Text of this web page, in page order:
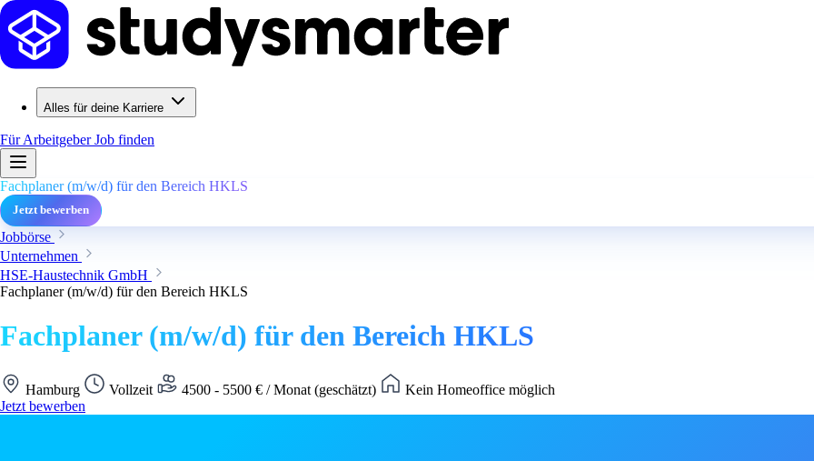
Alles für deine Karriere
Für ArbeitgeberJob finden
Fachplaner (m/w/d) für den Bereich HKLS
Jetzt bewerben
Jobbörse
Unternehmen
HSE-Haustechnik GmbH
Fachplaner (m/w/d) für den Bereich HKLS
Fachplaner (m/w/d) für den Bereich HKLS
Hamburg Vollzeit 4500 - 5500 € / Monat (geschätzt)
Kein Homeoffice möglich
Jetzt bewerben